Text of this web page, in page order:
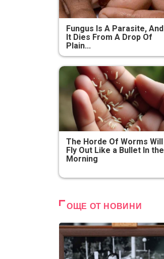
Fungus Is A Parasite, And
It Dies From A Drop Of
Plain...
The Horde Of Worms Will
Fly Out Like a Bullet In the
Morning
ОЩЕ ОТ НОВИНИ